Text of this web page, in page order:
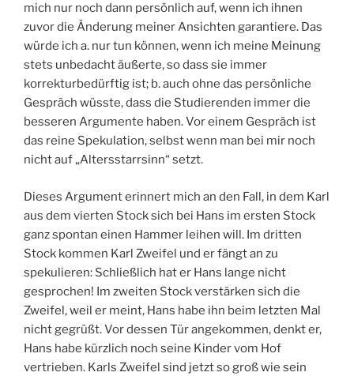
mich nur noch dann persönlich auf, wenn ich ihnen
zuvor die Änderung meiner Ansichten garantiere. Das
würde ich a. nur tun können, wenn ich meine Meinung
stets unbedacht äußerte, so dass sie immer
korrekturbedürftig ist; b. auch ohne das persönliche
Gespräch wüsste, dass die Studierenden immer die
besseren Argumente haben. Vor einem Gespräch ist
das reine Spekulation, selbst wenn man bei mir noch
nicht auf „Altersstarrsinn“ setzt.
Dieses Argument erinnert mich an den Fall, in dem Karl
aus dem vierten Stock sich bei Hans im ersten Stock
ganz spontan einen Hammer leihen will. Im dritten
Stock kommen Karl Zweifel und er fängt an zu
spekulieren: Schließlich hat er Hans lange nicht
gesprochen! Im zweiten Stock verstärken sich die
Zweifel, weil er meint, Hans habe ihn beim letzten Mal
nicht gegrüßt. Vor dessen Tür angekommen, denkt er,
Hans habe kürzlich noch seine Kinder vom Hof
vertrieben. Karls Zweifel sind jetzt so groß wie sein